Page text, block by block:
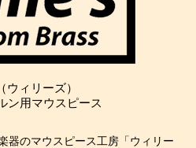
ウィリーズ）
ン用マウスピース
器のマウスピース工房「ウィリー